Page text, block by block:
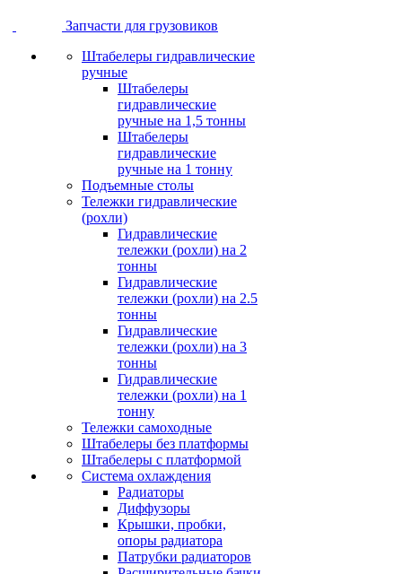
Запчасти для грузовиков
Штабелеры гидравлические
ручные
Штабелеры
гидравлические
ручные на 1,5 тонны
Штабелеры
гидравлические
ручные на 1 тонну
Подъемные столы
Тележки гидравлические
(рохли)
Гидравлические
тележки (рохли) на 2
тонны
Гидравлические
тележки (рохли) на 2.5
тонны
Гидравлические
тележки (рохли) на 3
тонны
Гидравлические
тележки (рохли) на 1
тонну
Тележки самоходные
Штабелеры без платформы
Штабелеры с платформой
Система охлаждения
Радиаторы
Диффузоры
Крышки, пробки,
опоры радиатора
Патрубки радиаторов